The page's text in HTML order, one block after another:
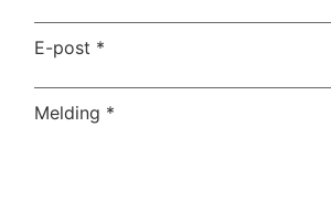
E-post *
Melding *